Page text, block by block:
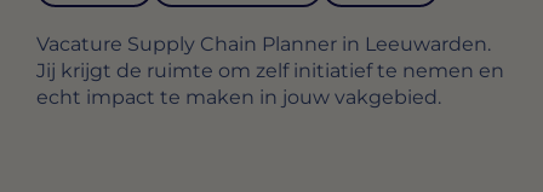
Vacature Supply Chain Planner in Leeuwarden.
Jij krijgt de ruimte om zelf initiatief te nemen en
echt impact te maken in jouw vakgebied.